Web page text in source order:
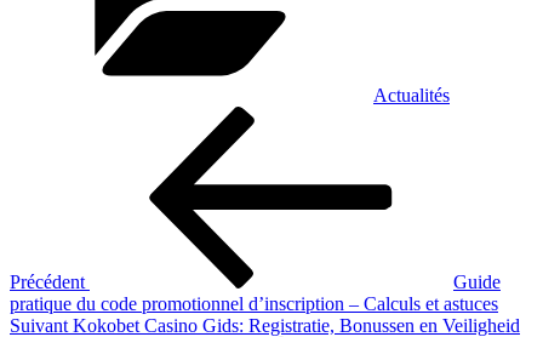
Actualités
Précédent
Guide
pratique du code promotionnel d’inscription – Calculs et astuces
Article
Suivant Kokobet Casino Gids: Registratie, Bonussen en Veiligheid